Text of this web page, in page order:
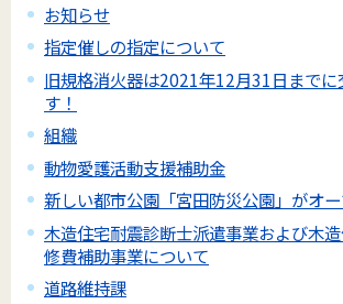
お知らせ
指定催しの指定について
旧規格消火器は2021年12月31日までに
す！
組織
動物愛護活動支援補助金
新しい都市公園「宮田防災公園」がオー
木造住宅耐震診断士派遣事業および木
修費補助事業について
道路維持課